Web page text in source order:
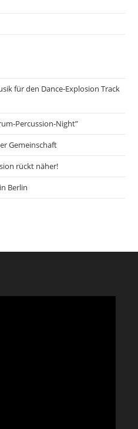
für den Dance-Explosion Track
Percussion-Night”
Gemeinschaft
rückt näher!
Berlin